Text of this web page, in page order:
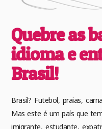
Quebre as
idioma e
Brasil!
Brasil? Futebol, praias,
Mas este é um país que
imigrante, estudante,